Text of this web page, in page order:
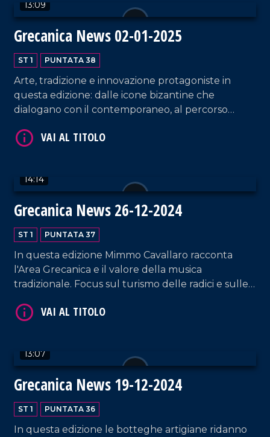
13:09
Grecanica News 02-01-2025
ST 1 PUNTATA 38
Arte, tradizione e innovazione protagoniste in
questa edizione: dalle icone bizantine che
dialogano con il contemporaneo, al percorso
Spettacoli di droni a Reggio Calabria incantano e
parrocchiale.
14:14
Grecanica News 26-12-2024
ST 1 PUNTATA 37
In questa edizione Mimmo Cavallaro racconta
l'Area Grecanica e il valore della musica
tradizionale. Focus sul turismo delle radici e sulle
i successi internazionali della stilista Giusy Di
13:07
Grecanica News 19-12-2024
ST 1 PUNTATA 36
In questa edizione le botteghe artigiane ridanno
VAI AL TITOLO
VAI AL TITOLO
VAI AL TITOLO